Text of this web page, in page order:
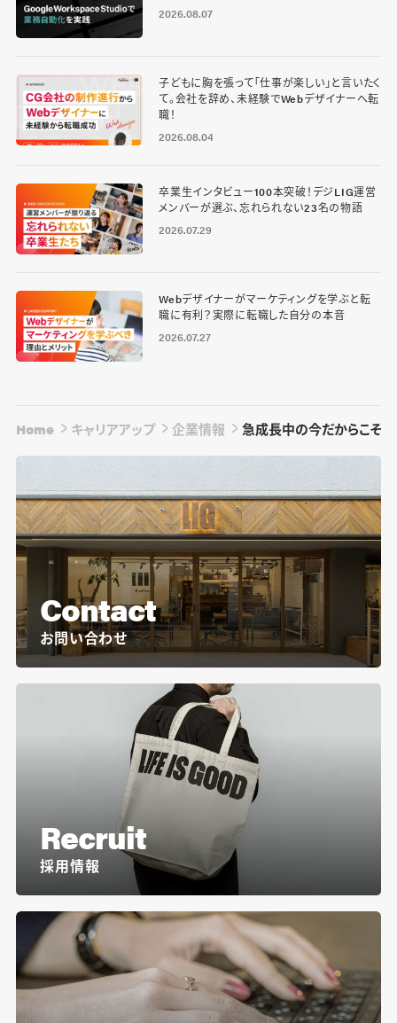
2026.08.07
子どもに胸を張って「仕事が楽しい」と言いたく
て。会社を辞め、未経験でWebデザイナーへ転
職！
2026.08.04
卒業生インタビュー100本突破！デジLIG運営
メンバーが選ぶ、忘れられない23名の物語
2026.07.29
Webデザイナーがマーケティングを学ぶと転
職に有利？実際に転職した自分の本音
2026.07.27
Home キャリアアップ 企業情報 急成長中の今だからこそ
Contact
お問い合わせ
Recruit
採用情報